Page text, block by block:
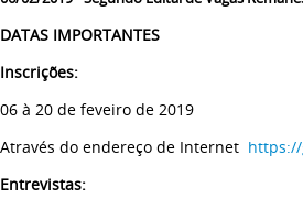
DATAS IMPORTANTES
Inscrições:
06 à 20 de feveiro de 2019
Através do endereço de Internet https://
Entrevistas: